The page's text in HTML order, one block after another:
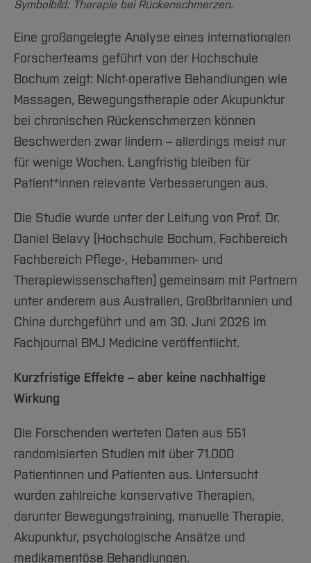
Forschung und Projekte
International
Team
Service
Studiengänge
Studieninteressierte
Aktuelles
Studium
Fachgruppen
Forschung und Entwicklung
International
Team
Amtliche Bekanntmachungen
Notfall-Infos
BO Shop
Familiengerechte Hochschule
Gleichstellung
Diskriminierungsfreie Hochschule
Vertretungen
Wahlen
Hochschulbibliothek
Hochschulkommunikation
International Office
Medienzentrum
qed-Stiftung
Symbolbild: Therapie bei Rückenschmerzen.
Eine großangelegte Analyse eines internationalen
Forscherteams geführt von der Hochschule
Bochum zeigt: Nicht-operative Behandlungen wie
Massagen, Bewegungstherapie oder Akupunktur
bei chronischen Rückenschmerzen können
Beschwerden zwar lindern – allerdings meist nur
für wenige Wochen. Langfristig bleiben für
Patient*innen relevante Verbesserungen aus.
Die Studie wurde unter der Leitung von Prof. Dr.
Daniel Belavy (Hochschule Bochum, Fachbereich
Fachbereich Pflege-, Hebammen- und
Therapiewissenschaften) gemeinsam mit Partnern
unter anderem aus Australien, Großbritannien und
China durchgeführt und am 30. Juni 2026 im
Fachjournal BMJ Medicine veröffentlicht.
Kurzfristige Effekte – aber keine nachhaltige
Wirkung
Die Forschenden werteten Daten aus 551
randomisierten Studien mit über 71.000
Patientinnen und Patienten aus. Untersucht
wurden zahlreiche konservative Therapien,
darunter Bewegungstraining, manuelle Therapie,
Akupunktur, psychologische Ansätze und
medikamentöse Behandlungen.